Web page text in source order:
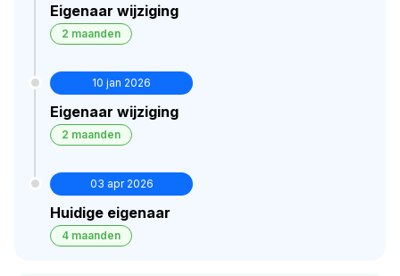
Eigenaar wijziging
2 maanden
10 jan 2026
Eigenaar wijziging
2 maanden
03 apr 2026
Huidige eigenaar
4 maanden